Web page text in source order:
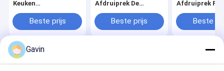
Keuken
Dubbele Spoelbak
met Afdruiprek
Beste prijs
Afdruiprek De
voor
Badkamervloerafvoerzeef
Beste prijs
Afdruiprek
Chroom/
Accessoires
Beste
ons
ons
Site
Gavin